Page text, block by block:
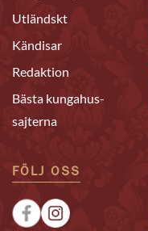
Utländskt
Kändisar
Redaktion
Bästa kungahus-
sajterna
FÖLJ OSS